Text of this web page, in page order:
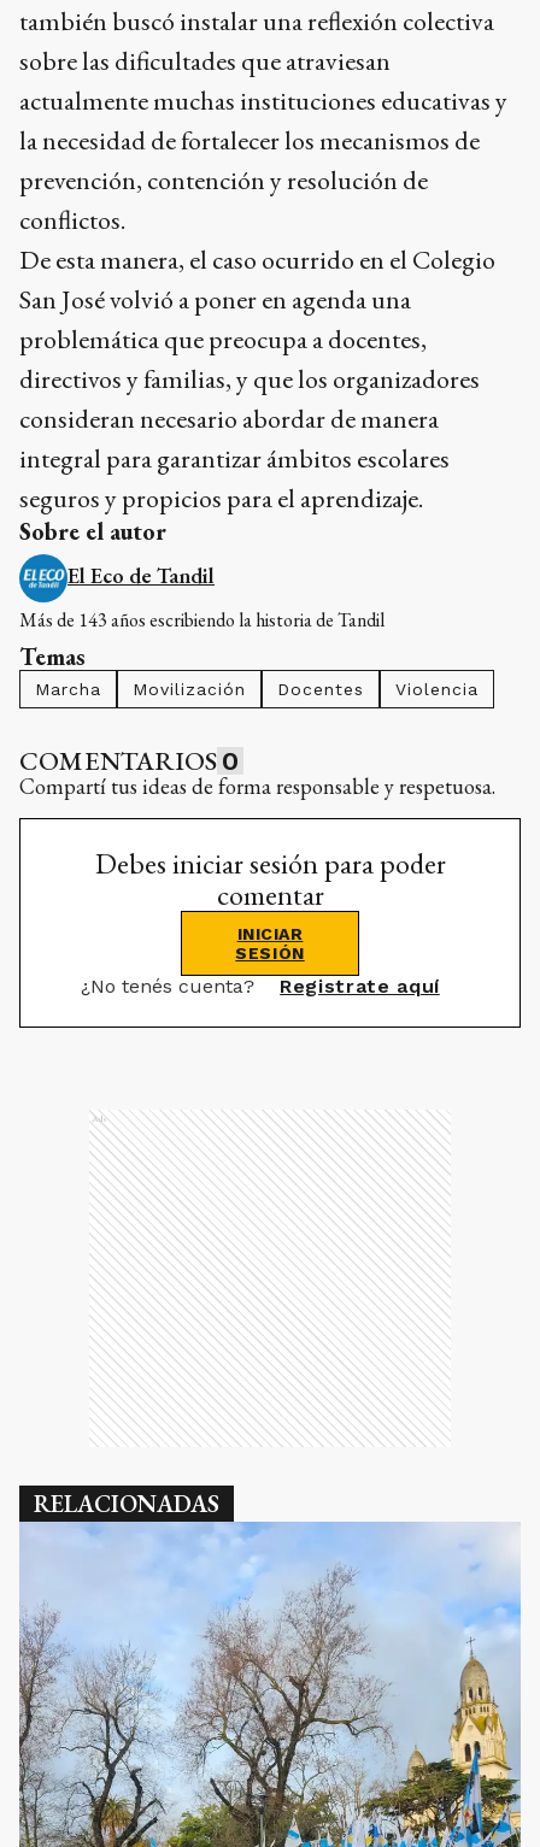
también buscó instalar una reflexión colectiva
sobre las dificultades que atraviesan
actualmente muchas instituciones educativas y
la necesidad de fortalecer los mecanismos de
prevención, contención y resolución de
conflictos.
De esta manera, el caso ocurrido en el Colegio
San José volvió a poner en agenda una
problemática que preocupa a docentes,
directivos y familias, y que los organizadores
consideran necesario abordar de manera
integral para garantizar ámbitos escolares
seguros y propicios para el aprendizaje.
Sobre el autor
El Eco de Tandil
Más de 143 años escribiendo la historia de Tandil
Temas
Marcha Movilización Docentes Violencia
COMENTARIOS 0
Compartí tus ideas de forma responsable y respetuosa.
Debes iniciar sesión para poder
comentar
INICIAR
SESIÓN
¿No tenés cuenta? Registrate aquí
Ads
RELACIONADAS